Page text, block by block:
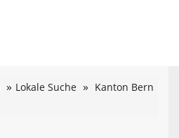
Lokale Suche Kanton Bern